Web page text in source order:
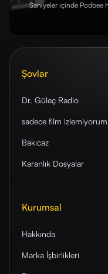
Saniyeler içinde Podbee
Şovlar
Dr. Güleç Radio
sadece film izlemiyorum
Bakıcaz
Karanlık Dosyalar
Kurumsal
Hakkında
Marka İşbirlikleri